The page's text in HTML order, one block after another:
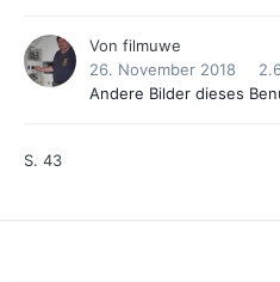
Von filmuwe
26. November 2018
Andere Bilder dieses
S. 43